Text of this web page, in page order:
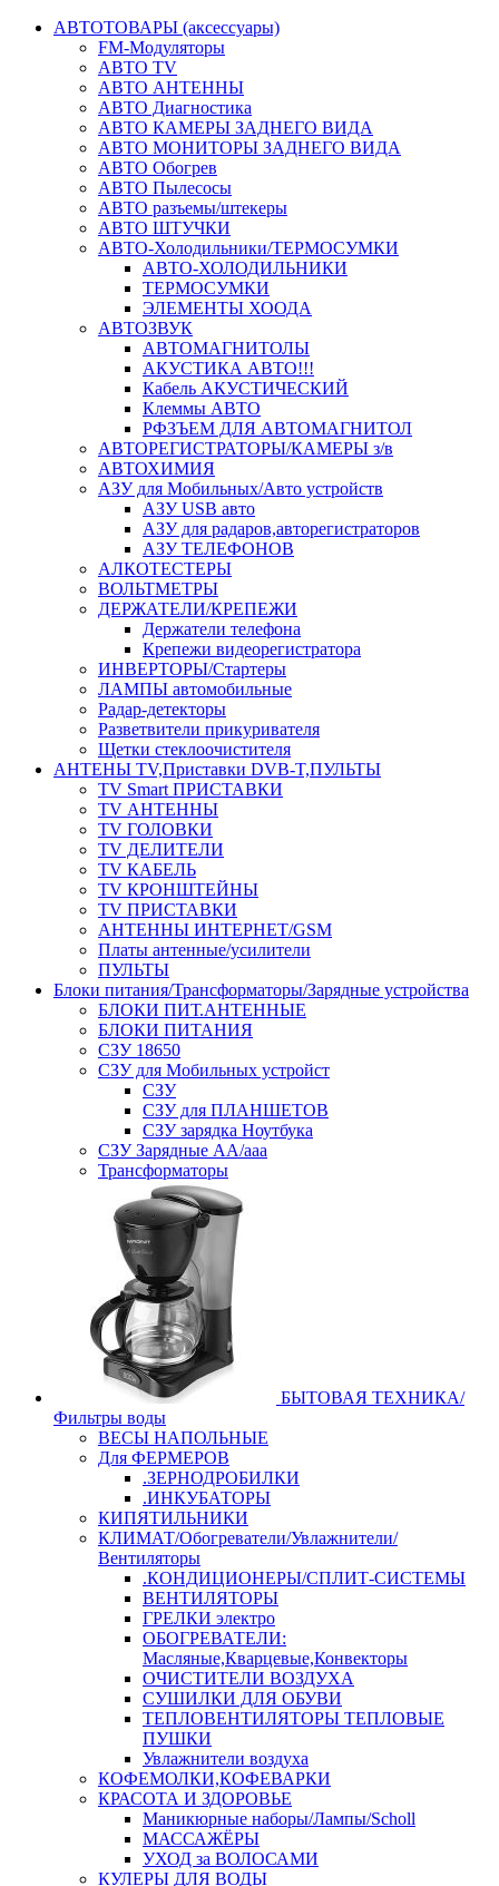
АВТОТОВАРЫ (аксессуары)
FM-Модуляторы
АВТО TV
АВТО АНТЕННЫ
АВТО Диагностика
АВТО КАМЕРЫ ЗАДНЕГО ВИДА
АВТО МОНИТОРЫ ЗАДНЕГО ВИДА
АВТО Обогрев
АВТО Пылесосы
АВТО разъемы/штекеры
АВТО ШТУЧКИ
АВТО-Холодильники/ТЕРМОСУМКИ
АВТО-ХОЛОДИЛЬНИКИ
ТЕРМОСУМКИ
ЭЛЕМЕНТЫ ХООДА
АВТОЗВУК
АВТОМАГНИТОЛЫ
АКУСТИКА АВТО!!!
Кабель АКУСТИЧЕСКИЙ
Клеммы АВТО
РФЗЪЕМ ДЛЯ АВТОМАГНИТОЛ
АВТОРЕГИСТРАТОРЫ/КАМЕРЫ з/в
АВТОХИМИЯ
АЗУ для Мобильных/Авто устройств
АЗУ USB авто
АЗУ для радаров,авторегистраторов
АЗУ ТЕЛЕФОНОВ
АЛКОТЕСТЕРЫ
ВОЛЬТМЕТРЫ
ДЕРЖАТЕЛИ/КРЕПЕЖИ
Держатели телефона
Крепежи видеорегистратора
ИНВЕРТОРЫ/Стартеры
ЛАМПЫ автомобильные
Радар-детекторы
Разветвители прикуривателя
Щетки стеклоочистителя
АНТЕНЫ ТV,Приставки DVB-T,ПУЛЬТЫ
TV Smart ПРИСТАВКИ
TV АНТЕННЫ
TV ГОЛОВКИ
TV ДЕЛИТЕЛИ
TV КАБЕЛЬ
TV КРОНШТЕЙНЫ
TV ПРИСТАВКИ
АНТЕННЫ ИНТЕРНЕТ/GSM
Платы антенные/усилители
ПУЛЬТЫ
Блоки питания/Трансформаторы/Зарядные устройства
БЛОКИ ПИТ.АНТЕННЫЕ
БЛОКИ ПИТАНИЯ
СЗУ 18650
СЗУ для Мобильных устройст
СЗУ
СЗУ для ПЛАНШЕТОВ
СЗУ зарядка Ноутбука
СЗУ Зарядные АА/ааа
Трансформаторы
БЫТОВАЯ ТЕХНИКА/
Фильтры воды
ВЕСЫ НАПОЛЬНЫЕ
Для ФЕРМЕРОВ
.ЗЕРНОДРОБИЛКИ
.ИНКУБАТОРЫ
КИПЯТИЛЬНИКИ
КЛИМАТ/Обогреватели/Увлажнители/
Вентиляторы
.КОНДИЦИОНЕРЫ/СПЛИТ-СИСТЕМЫ
ВЕНТИЛЯТОРЫ
ГРЕЛКИ электро
ОБОГРЕВАТЕЛИ:
Масляные,Кварцевые,Конвекторы
ОЧИСТИТЕЛИ ВОЗДУХА
СУШИЛКИ ДЛЯ ОБУВИ
ТЕПЛОВЕНТИЛЯТОРЫ ТЕПЛОВЫЕ
ПУШКИ
Увлажнители воздуха
КОФЕМОЛКИ,КОФЕВАРКИ
КРАСОТА И ЗДОРОВЬЕ
Маникюрные наборы/Лампы/Scholl
МАССАЖЁРЫ
УХОД за ВОЛОСАМИ
КУЛЕРЫ ДЛЯ ВОДЫ